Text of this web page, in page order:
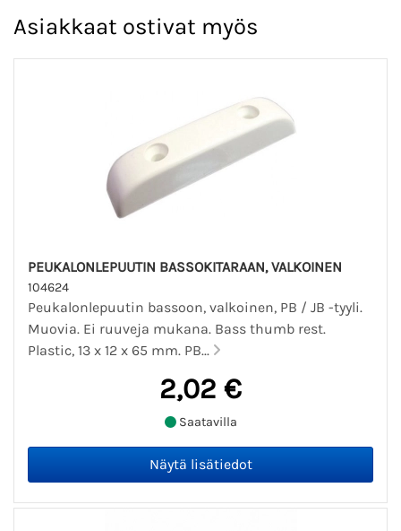
Asiakkaat ostivat myös
PEUKALONLEPUUTIN BASSOKITARAAN, VALKOINEN
104624
Peukalonlepuutin bassoon, valkoinen, PB / JB -tyyli.
Muovia. Ei ruuveja mukana. Bass thumb rest.
Plastic, 13 x 12 x 65 mm. PB...
2,02 €
Saatavilla